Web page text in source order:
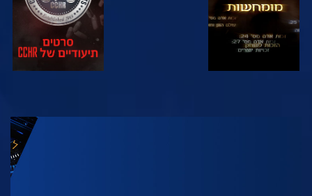
בדוק את הסדרה